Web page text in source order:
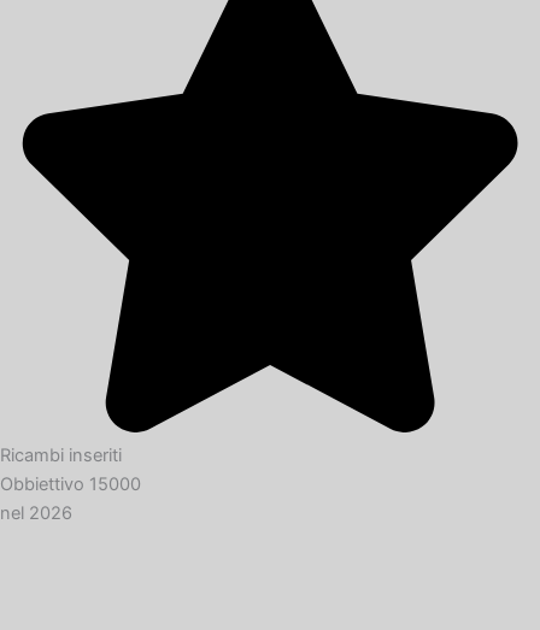
Ricambi inseriti
Obbiettivo 15000
nel 2026